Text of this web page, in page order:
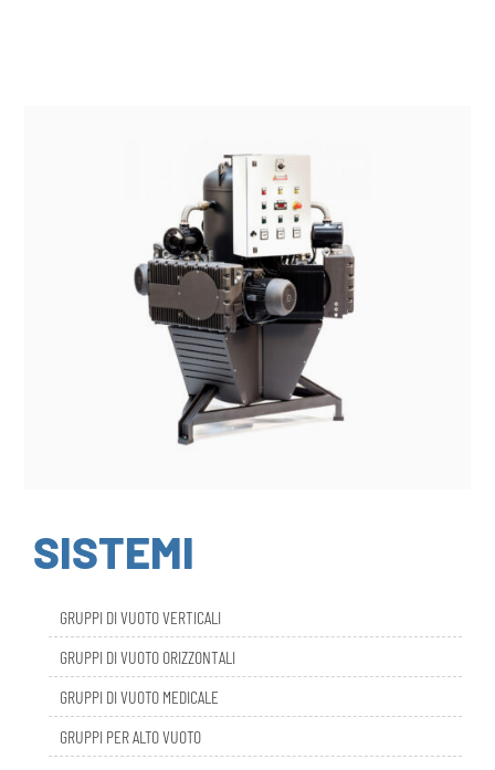
SISTEMI
GRUPPI DI VUOTO ORIZZONTALI
GRUPPI DI VUOTO MEDICALE
GRUPPI PER ALTO VUOTO
GRUPPI INSONORIZZATI